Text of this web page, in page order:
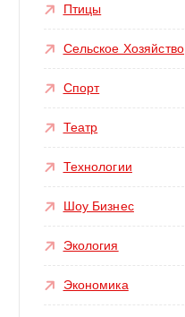
Птицы
Сельское Хозяйство
Спорт
Театр
Технологии
Шоу Бизнес
Экология
Экономика